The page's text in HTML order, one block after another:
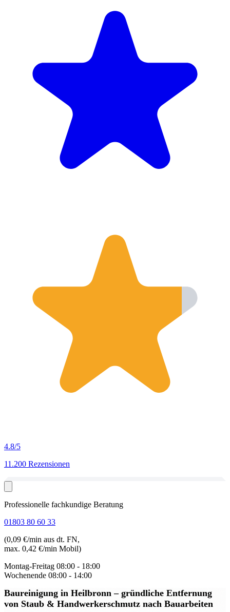
4.8/5
11.200 Rezensionen
Professionelle fachkundige Beratung
01803 80 60 33
(0,09 €/min aus dt. FN,
max. 0,42 €/min Mobil)
Montag-Freitag 08:00 - 18:00
Wochenende 08:00 - 14:00
Baureinigung in Heilbronn– gründliche Entfernung
von Staub & Handwerkerschmutz nach Bauarbeiten